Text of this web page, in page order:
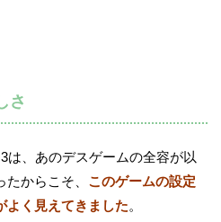
さ
は、あのデスゲームの全容が以
からこそ、 このゲームの設定
よく見えてきました。